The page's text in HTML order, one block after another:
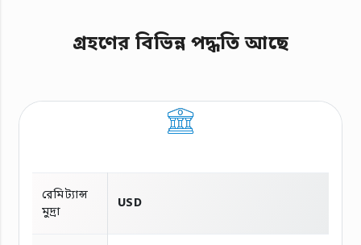
গ্রহণের বিভিন্ন পদ্ধতি আছে
রেমিট্যান্স
মুদ্রা
USD